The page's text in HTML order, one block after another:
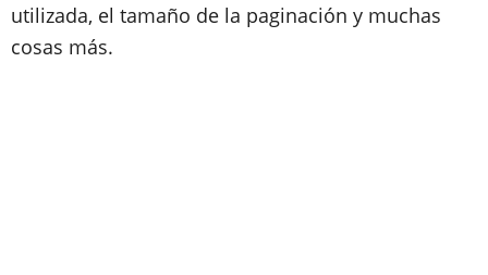
utilizada, el tamaño de la paginación y muchas
cosas más.